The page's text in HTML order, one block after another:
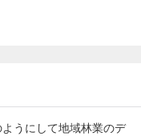
うにして地域林業のデ